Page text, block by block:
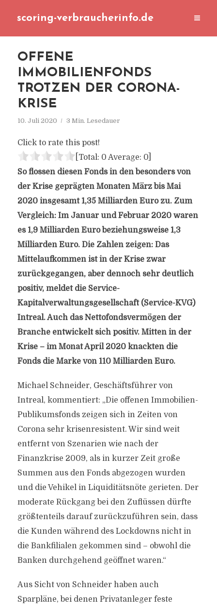
scoring-verbraucherinfo.de
OFFENE
IMMOBILIENFONDS
TROTZEN DER CORONA-
KRISE
10. Juli 2020 3 Min. Lesedauer
Click to rate this post!
[Total: 0 Average: 0]
So flossen diesen Fonds in den besonders von
der Krise geprägten Monaten März bis Mai
2020 insgesamt 1,35 Milliarden Euro zu. Zum
Vergleich: Im Januar und Februar 2020 waren
es 1,9 Milliarden Euro beziehungsweise 1,3
Milliarden Euro. Die Zahlen zeigen: Das
Mittelaufkommen ist in der Krise zwar
zurückgegangen, aber dennoch sehr deutlich
positiv, meldet die Service-
Kapitalverwaltungsgesellschaft (Service-KVG)
Intreal. Auch das Nettofondsvermögen der
Branche entwickelt sich positiv. Mitten in der
Krise – im Monat April 2020 knackten die
Fonds die Marke von 110 Milliarden Euro.
Michael Schneider, Geschäftsführer von
Intreal, kommentiert: „Die offenen Immobilien-
Publikumsfonds zeigen sich in Zeiten von
Corona sehr krisenresistent. Wir sind weit
entfernt von Szenarien wie nach der
Finanzkrise 2009, als in kurzer Zeit große
Summen aus den Fonds abgezogen wurden
und die Vehikel in Liquiditätsnöte gerieten. Der
moderate Rückgang bei den Zuflüssen dürfte
größtenteils darauf zurückzuführen sein, dass
die Kunden während des Lockdowns nicht in
die Bankfilialen gekommen sind – obwohl die
Banken durchgehend geöffnet waren.“
Aus Sicht von Schneider haben auch
Sparpläne, bei denen Privatanleger feste